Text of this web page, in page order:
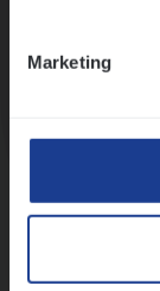
Marketing